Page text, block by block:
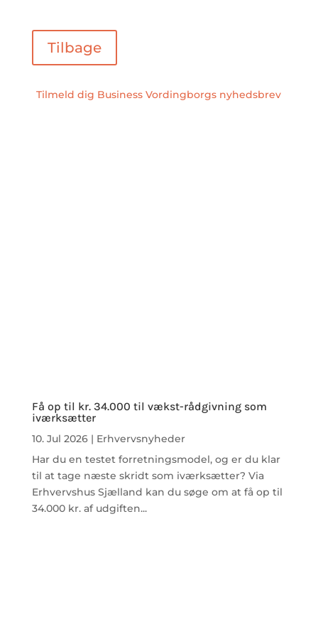
Tilbage
Tilmeld dig Business Vordingborgs nyhedsbrev
Få op til kr. 34.000 til vækst-rådgivning som
iværksætter
10. Jul 2026| Erhvervsnyheder
Har du en testet forretningsmodel, og er du klar
til at tage næste skridt som iværksætter? Via
Erhvervshus Sjælland kan du søge om at få op til
34.000 kr. af udgiften...